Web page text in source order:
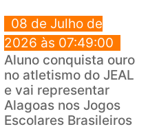
08 de Julho de
2026 às 07:49:00
Aluno conquista ouro
no atletismo do JEAL
e vai representar
Alagoas nos Jogos
Escolares Brasileiros